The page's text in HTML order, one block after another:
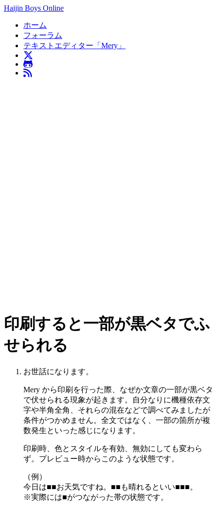
Haijin Boys Online
ホーム
フォーラム
テキストエディター「Mery」
印刷すると一部が黒ベタでふ
せられる
お世話になります。
Mery から印刷を行った際、なぜか文章の一部が黒ベタ
で伏せられる現象が起きます。自分なりに機種依存文
字や半角全角、それらの混在などで調べてみましたが
条件がつかめません。全文ではなく、一部の箇所が複
数発生といった感じになります。
印刷時、色とスタイルを有効、無効にしても変わら
ず。プレビュー時からこのような状態です。
（例）
今日は■■お天気ですね。■■も晴れるといい■■■。
※実際には■がつながった帯の状態です。